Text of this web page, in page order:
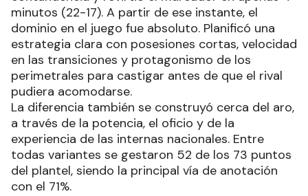
minutos (22-17). A partir de ese instante, el
dominio en el juego fue absoluto. Planificó una
estrategia clara con posesiones cortas, velocidad
en las transiciones y protagonismo de los
perimetrales para castigar antes de que el rival
pudiera acomodarse.
La diferencia también se construyó cerca del aro,
a través de la potencia, el oficio y de la
experiencia de las internas nacionales. Entre
todas variantes se gestaron 52 de los 73 puntos
del plantel, siendo la principal vía de anotación
con el 71%.